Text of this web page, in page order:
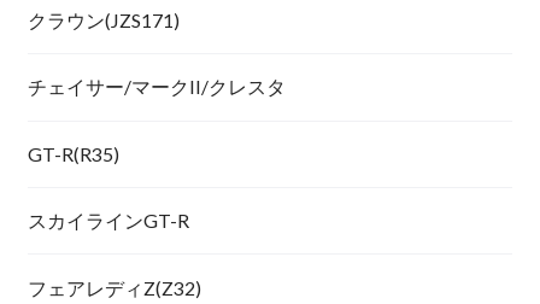
クラウン(JZS171)
チェイサー/マークII/クレスタ
GT-R(R35)
スカイラインGT-R
フェアレディZ(Z32)